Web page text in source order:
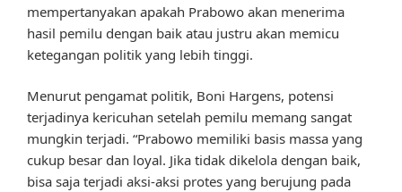
mempertanyakan apakah Prabowo akan menerima
hasil pemilu dengan baik atau justru akan memicu
ketegangan politik yang lebih tinggi.
Menurut pengamat politik, Boni Hargens, potensi
terjadinya kericuhan setelah pemilu memang sangat
mungkin terjadi. “Prabowo memiliki basis massa yang
cukup besar dan loyal. Jika tidak dikelola dengan baik,
bisa saja terjadi aksi-aksi protes yang berujung pada